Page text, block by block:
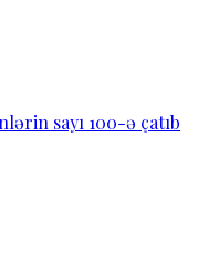
sayı 100-ə çatıb